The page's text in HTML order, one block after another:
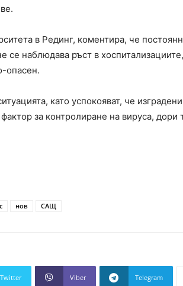
в Рединг, коментира, че
се наблюдава ръст в
опасен.
като успокояват, че
за контролиране на вируса, дори
нов САЩ
Twitter Viber Telegram